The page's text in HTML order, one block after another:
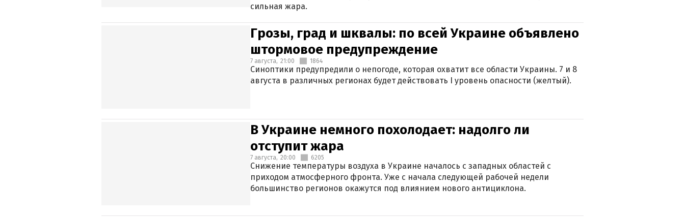
сильная жара.
Грозы, град и шквалы: по всей Украине объявлено
штормовое предупреждение
7 августа, 21:00 1864
Синоптики предупредили о непогоде, которая охватит все области Украины. 7 и 8
августа в различных регионах будет действовать I уровень опасности (желтый).
В Украине немного похолодает: надолго ли
отступит жара
7 августа, 20:00 6205
Снижение температуры воздуха в Украине началось с западных областей с
приходом атмосферного фронта. Уже с начала следующей рабочей недели
большинство регионов окажутся под влиянием нового антициклона.